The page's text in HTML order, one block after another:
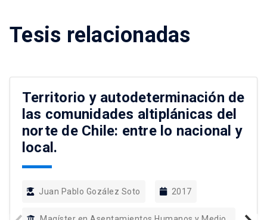
Tesis relacionadas
Territorio y autodeterminación de
las comunidades altiplánicas del
norte de Chile: entre lo nacional y
local.
Juan Pablo Gozález Soto 2017